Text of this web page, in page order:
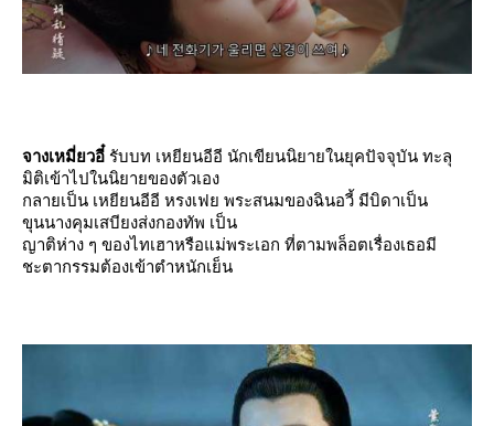
จางเหมี่ยวอี๋ รับบท เหยียนอีอี นักเขียนนิยายในยุคปัจจุบัน ทะลุ
มิติเข้าไปในนิยายของตัวเอง
กลายเป็น เหยียนอีอี หรงเฟย พระสนมของฉินอวี้ มีบิดาเป็น
ขุนนางคุมเสบียงส่งกองทัพ เป็น
ญาติห่าง ๆ ของไทเฮาหรือแม่พระเอก ที่ตามพล็อตเรื่องเธอมี
ชะตากรรมต้องเข้าตำหนักเย็น